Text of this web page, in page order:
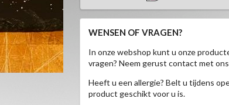
WENSEN OF VRAGEN?
In onze webshop kunt u onze
vragen? Neem gerust contact met
Heeft u een allergie? Belt u tijdens
product geschikt voor u is.